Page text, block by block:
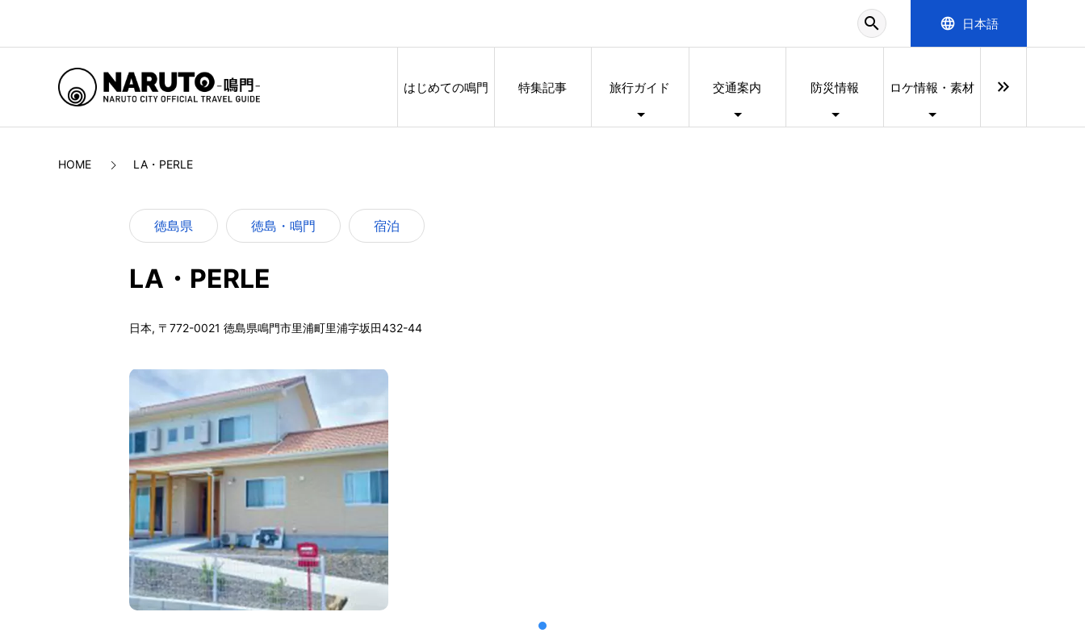
search language 日本語
はじめての鳴門 特集記事 旅行ガイド 交通案内 防災情報 ロケ情報・素材 keyboard_double_arrow_right
HOME LA・PERLE
徳島県 徳島・鳴門 宿泊
LA・PERLE
日本, 〒772-0021 徳島県鳴門市里浦町里浦字坂田432-44